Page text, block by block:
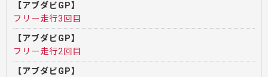
【アブダビGP】
フリー走行3回目
【アブダビGP】
フリー走行2回目
【アブダビGP】